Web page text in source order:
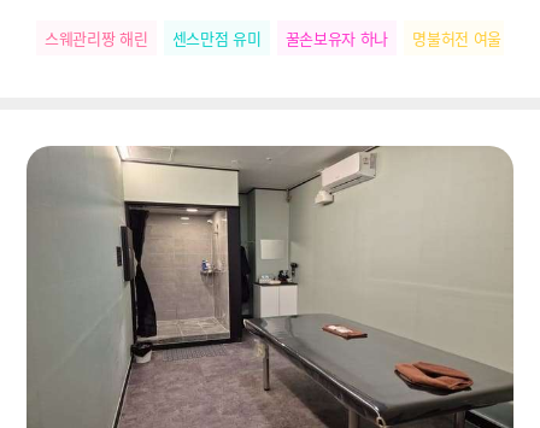
스웨관리짱 해린 센스만점 유미 꿀손보유자 하나 명불허전 여울